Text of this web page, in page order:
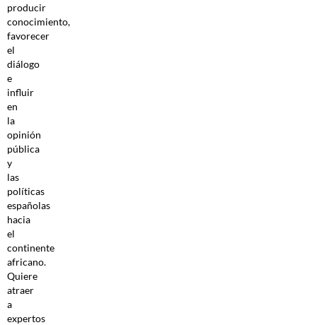
producir
conocimiento,
favorecer
el
diálogo
e
influir
en
la
opinión
pública
y
las
políticas
españolas
hacia
el
continente
africano.
Quiere
atraer
a
expertos